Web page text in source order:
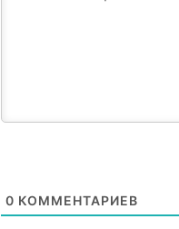
0 КОММЕНТАРИЕВ